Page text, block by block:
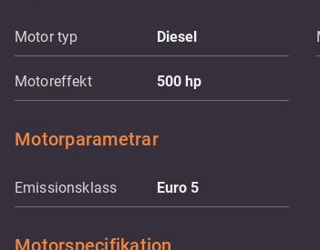
Motor typ Diesel
Motoreffekt 500hp
Motorparametrar
Emissionsklass Euro 5
Motorspecifikation